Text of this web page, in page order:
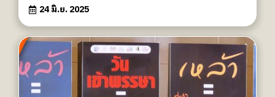
24 มิ.ย. 2025